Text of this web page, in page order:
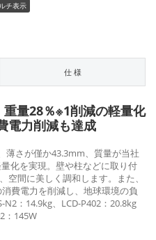
チ表示
仕 様
量28％※1削減の軽量化
電力削減も達成
薄さが僅か43.3mm、質量が当社
化を実現。壁や柱などに取り付
空間に美しく調和します。また、
費電力を削減し、地球環境の負
：14.9kg、LCD-P402：20.8kg
：145W